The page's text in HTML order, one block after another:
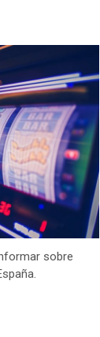
sobre